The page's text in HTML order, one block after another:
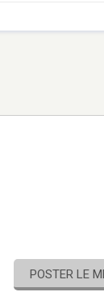
POSTER LE